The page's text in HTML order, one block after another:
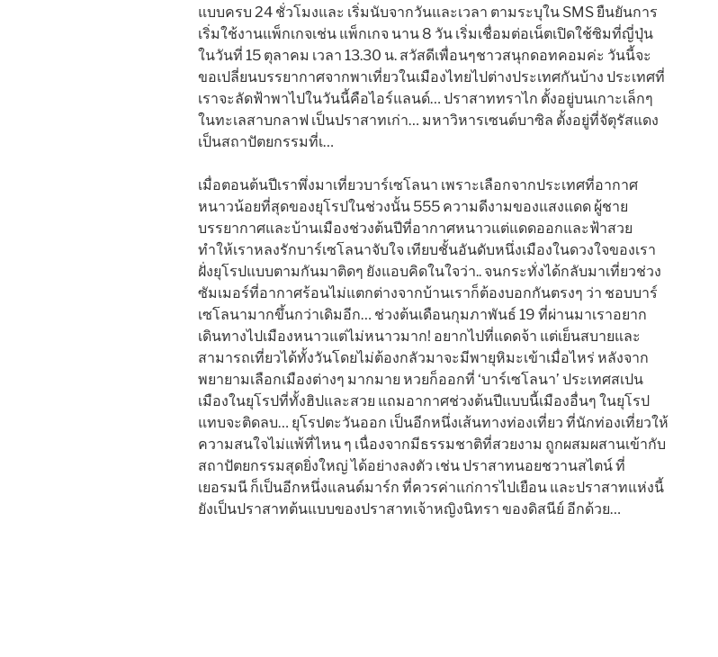
แบบครบ 24 ชั่วโมงและ เริ่มนับจากวันและเวลา ตามระบุใน SMS ยืนยันการ
เริ่มใช้งานแพ็กเกจเช่น แพ็กเกจ นาน 8 วัน เริ่มเชื่อมต่อเน็ตเปิดใช้ซิมที่ญี่ปุ่น
ในวันที่ 15 ตุลาคม เวลา 13.30 น. สวัสดีเพื่อนๆชาวสนุกดอทคอมค่ะ วันนี้จะ
ขอเปลี่ยนบรรยากาศจากพาเที่ยวในเมืองไทยไปต่างประเทศกันบ้าง ประเทศที่
เราจะลัดฟ้าพาไปในวันนี้คือไอร์แลนด์… ปราสาททราไก ตั้งอยู่บนเกาะเล็กๆ
ในทะเลสาบกลาฟ เป็นปราสาทเก่า… มหาวิหารเซนต์บาซิล ตั้งอยู่ที่จัตุรัสแดง
เป็นสถาปัตยกรรมที่เ…
เมื่อตอนต้นปีเราพึ่งมาเที่ยวบาร์เซโลนา เพราะเลือกจากประเทศที่อากาศ
หนาวน้อยที่สุดของยุโรปในช่วงนั้น 555 ความดีงามของแสงแดด ผู้ชาย
บรรยากาศและบ้านเมืองช่วงต้นปีที่อากาศหนาวแต่แดดออกและฟ้าสวย
ทำให้เราหลงรักบาร์เซโลนาจับใจ เทียบชั้นอันดับหนึ่งเมืองในดวงใจของเรา
ฝั่งยุโรปแบบตามกันมาติดๆ ยังแอบคิดในใจว่า.. จนกระทั่งได้กลับมาเที่ยวช่วง
ซัมเมอร์ที่อากาศร้อนไม่แตกต่างจากบ้านเราก็ต้องบอกกันตรงๆ ว่า ชอบบาร์
เซโลนามากขึ้นกว่าเดิมอีก… ช่วงต้นเดือนกุมภาพันธ์ 19 ที่ผ่านมาเราอยาก
เดินทางไปเมืองหนาวแต่ไม่หนาวมาก! อยากไปที่แดดจ้า แต่เย็นสบายและ
สามารถเที่ยวได้ทั้งวันโดยไม่ต้องกลัวมาจะมีพายุหิมะเข้าเมื่อไหร่ หลังจาก
พยายามเลือกเมืองต่างๆ มากมาย หวยก็ออกที่ ‘บาร์เซโลนา’ ประเทศสเปน
เมืองในยุโรปที่ทั้งฮิปและสวย แถมอากาศช่วงต้นปีแบบนี้เมืองอื่นๆ ในยุโรป
แทบจะติดลบ… ยุโรปตะวันออก เป็นอีกหนึ่งเส้นทางท่องเที่ยว ที่นักท่องเที่ยวให้
ความสนใจไม่แพ้ที่ไหน ๆ เนื่องจากมีธรรมชาติที่สวยงาม ถูกผสมผสานเข้ากับ
สถาปัตยกรรมสุดยิ่งใหญ่ ได้อย่างลงตัว เช่น ปราสาทนอยชวานสไตน์ ที่
เยอรมนี ก็เป็นอีกหนึ่งแลนด์มาร์ก ที่ควรค่าแก่การไปเยือน และปราสาทแห่งนี้
ยังเป็นปราสาทต้นแบบของปราสาทเจ้าหญิงนิทรา ของดิสนีย์ อีกด้วย…